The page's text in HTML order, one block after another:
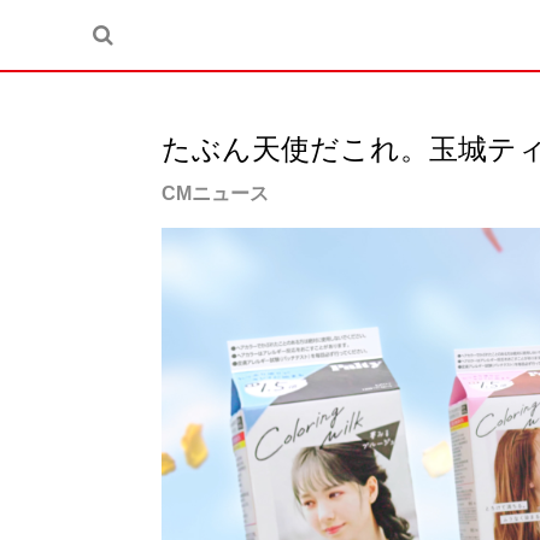
たぶん天使だこれ。玉城テ
CMニュース